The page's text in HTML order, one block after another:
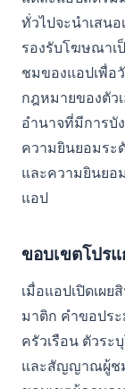
ทั่วไปจะนำเสน
รองรับโฆษณาเ
ชมของแอปเพื่อ
กฎหมายของตัว
อำนาจที่มีการบัง
ความยินยอมระ
และความยินยอ
แอป
ขอบเขตโปร
เมื่อแอปเปิดเผ
มาติก คำขอประ
ครัวเรือน ตัวร
และสัญญาณผู้ช